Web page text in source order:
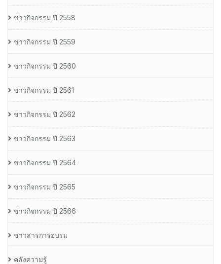
ข่าวกิจกรรม ปี 2558
ข่าวกิจกรรม ปี 2559
ข่าวกิจกรรม ปี 2560
ข่าวกิจกรรม ปี 2561
ข่าวกิจกรรม ปี 2562
ข่าวกิจกรรม ปี 2563
ข่าวกิจกรรม ปี 2564
ข่าวกิจกรรม ปี 2565
ข่าวกิจกรรม ปี 2566
ข่าวสารการอบรม
คลังความรู้